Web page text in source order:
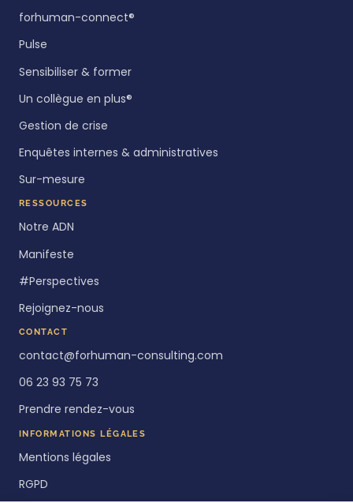
forhuman-connect®
Pulse
Sensibiliser & former
Un collègue en plus®
Gestion de crise
Enquêtes internes & administratives
Sur-mesure
RESSOURCES
Notre ADN
Manifeste
#Perspectives
Rejoignez-nous
CONTACT
contact@forhuman-consulting.com
06 23 93 75 73
Prendre rendez-vous
INFORMATIONS LÉGALES
Mentions légales
RGPD